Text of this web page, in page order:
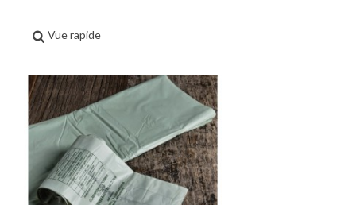
Vue rapide